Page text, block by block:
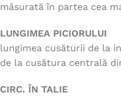
măsurată în partea cea
LUNGIMEA PICIORULUI
lungimea cusăturii de la
de la cusătura centrală
CIRC. ÎN TALIE